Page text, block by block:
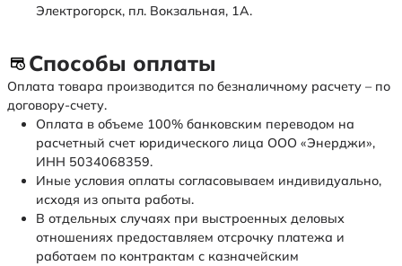
Электрогорск, пл. Вокзальная, 1А.
Способы оплаты
Оплата товара производится по безналичному расчету – по
договору-счету.
Оплата в объеме 100% банковским переводом на
расчетный счет юридического лица ООО «Энерджи»,
ИНН 5034068359.
Иные условия оплаты согласовываем индивидуально,
исходя из опыта работы.
В отдельных случаях при выстроенных деловых
отношениях предоставляем отсрочку платежа и
работаем по контрактам с казначейским